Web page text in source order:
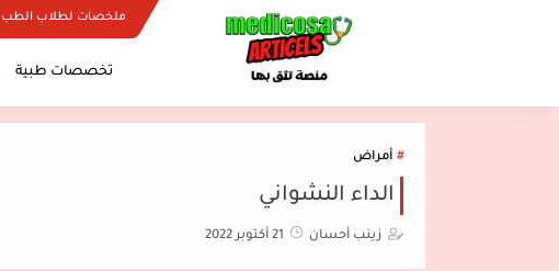
ملخصات لطلاب الطب
تخصصات طبية
أمراض
الداء النشواني
زينب أحسان 21 أكتوبر 2022